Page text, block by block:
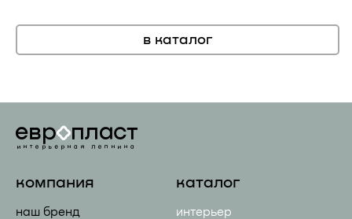
в каталог
компания
наш бренд
каталог
интерьер